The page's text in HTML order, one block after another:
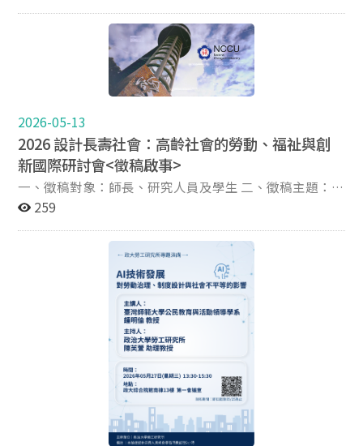
發展趨勢、綠色與數位轉型合作、產學合作因應缺工、以
及AI技術在勞動力市場的包容性應用。本場論壇以「臺灣
勞動與經濟之新挑戰」為題，聚焦勞動與經濟之重要向
度，透過專業講座、主持引導互動與綜合座談，交流研究
觀點與實務經驗，促進跨領域理解與對話。 二、時間：
大學博愛校區公誠樓第一會議室（臺北市中正區愛國西路
1號） 四、報名時間：即日起至2026年5月14日止為先，
但至額滿為止 五、報名網址：
https://docs.google.com/forms/d/e/1FAIpQLSc3Il4C3b
O5ZAIhHC-
sgSOkcnqvtYTFrnNDmriZm_jWBbXrWQ/viewform 六、
主辦單位：國立中正大學高齡社會勞動與福祉研究中心
動全程免費，會後提供精緻餐盒，完成報名並全程參與
者，將提供研習參與證明。 參與本次活動之勞工所學生提
供本所3小時時數認證。
2026-05-13
2026 設計長壽社會：高齡社會的勞動、福祉與創
新國際研討會<徵稿啟事>
一、徵稿對象：師長、研究人員及學生 二、徵稿主題：
全齡學習、成人教育與技能提升 中高齡就業、職涯轉換與
服務設計與高齡社會創新 三、徵稿期間：即日起至6月30
可採中文或英文全文 全文稿建議以word檔方式提供，格
式須以APA 第 7 版規定辦理 中文摘要字數以約500字為原
則，全文10000字以內（不含摘要；含參考文獻） 英文摘
要字數以約300字為原則，全文6000字以內（不含摘要；
公告錄取與發表形式：115/7/27至7/31 發表日期：
稿與審查，欲投稿者請將「全文稿+稿件摘要」兩份文件
投稿至「iaww-forum@ccu.edu.tw」，信件主旨格式為
「投稿2026設計長壽社會-通訊作者姓名-投稿主題-投稿
259